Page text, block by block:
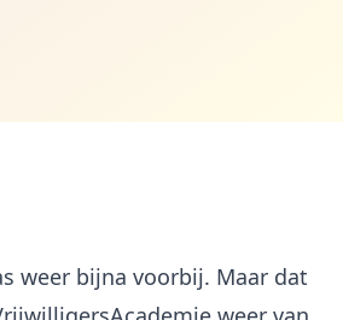
weer bijna voorbij. Maar dat